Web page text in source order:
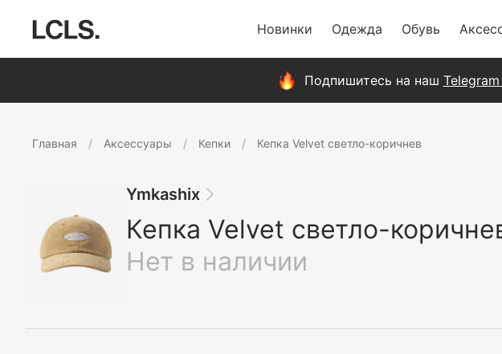
Новинки Одежда Обувь
Подпишитесь на наш
Главная Аксессуары Кепки Кепка Velvet светло-коричнев
Ymkashix
Кепка Velvet светло-
Нет в наличии